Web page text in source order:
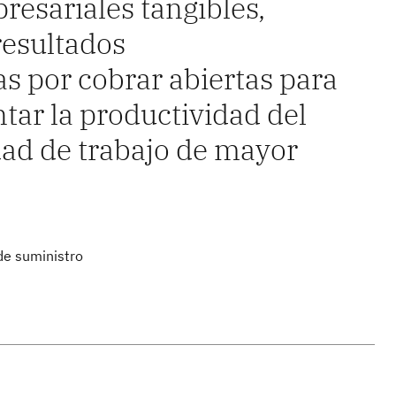
tangibles,
por cobrar abiertas para
la productividad del
de trabajo de mayor
suministro